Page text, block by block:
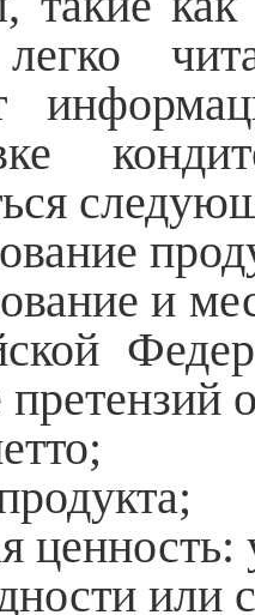
и
ценность:
или